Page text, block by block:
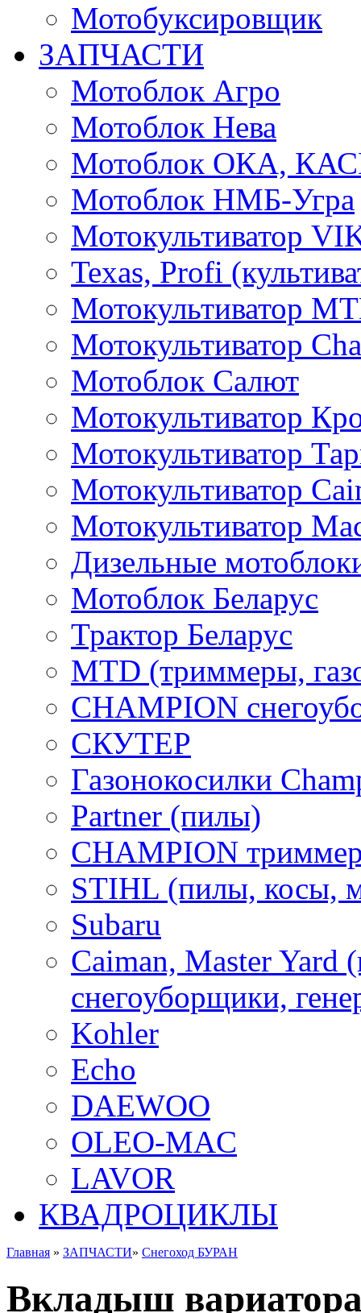
Мотобуксировщик
ЗАПЧАСТИ
Мотоблок Агро
Мотоблок Нева
Мотоблок ОКА,
Мотоблок НМБ-Угра
Мотокультиватор
Texas, Profi
Мотокультиватор
Мотокультиватор
Мотоблок Салют
Мотокультиватор
Мотокультиватор
Мотокультиватор
Мотокультиватор
Дизельные
Мотоблок Беларус
Трактор Беларус
MTD (триммеры,
CHAMPION
СКУТЕР
Газонокосилки
Partner (пилы)
CHAMPION
STIHL (пилы, косы,
Subaru
Caiman, Master Yard
снегоуборщики,
Kohler
Echo
DAEWOO
OLEO-MAC
LAVOR
КВАДРОЦИКЛЫ
Главная » ЗАПЧАСТИ» Снегоход БУРАН
Вкладыш